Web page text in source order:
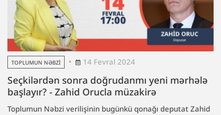
TOPLUMUN NƏBZI 14 Fevral 2024
Seçkilərdən sonra doğrudanmı yeni mərhələ
başlayır? - Zahid Orucla müzakirə
Toplumun Nəbzi verilişinin bugünkü qonağı deputat Zahid